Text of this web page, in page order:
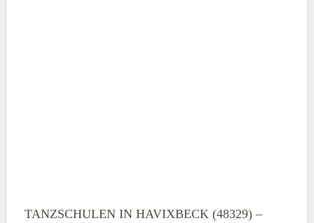
TANZSCHULEN IN HAVIXBECK (48329) –